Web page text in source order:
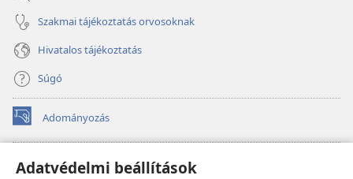
Adatvédelmi beállítások
Szakmai tájékoztatás orvosoknak
Hivatalos tájékoztatás
Súgó
Adományozás
(opens
new
Őrtorony ONLINE KÖNYVTÁR
(opens